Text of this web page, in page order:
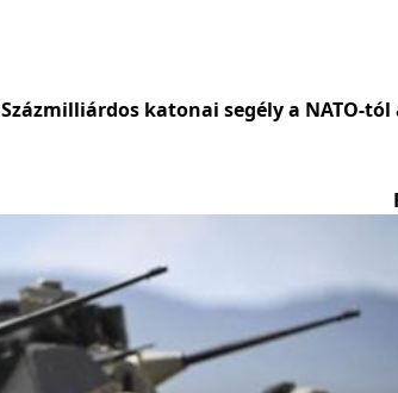
katonai segély a NATO-tól